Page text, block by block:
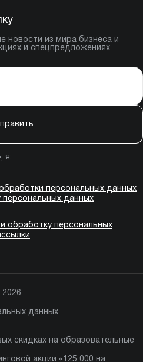
новости из мира бизнеса и
и спецпредложениях
я:
персональных данных
персональных данных
обработку персональных
данных
скидках на образовательные
акции «125 000 на